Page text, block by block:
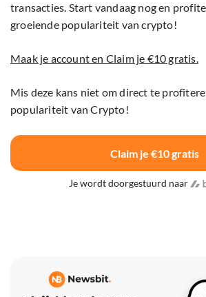
transacties. Start vandaag nog en
groeiende populariteit van crypto!
Maak je account en Claim je €10 gratis.
Mis deze kans niet om direct te
populariteit van Crypto!
Claim je €10 gratis
Je wordt doorgestuurd naar